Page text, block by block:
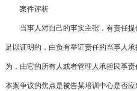
案件评析
当事人对自己的事实主张，有责任提
足以证明的，由负有举证责任的当事人
为，由它的所有人或者管理人承担民事
本案争议的焦点是被告某培训中心是否